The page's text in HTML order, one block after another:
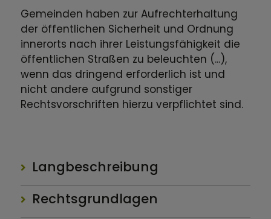
Gemeinden haben zur Aufrechterhaltung
der öffentlichen Sicherheit und Ordnung
innerorts nach ihrer Leistungsfähigkeit die
öffentlichen Straßen zu beleuchten (...),
wenn das dringend erforderlich ist und
nicht andere aufgrund sonstiger
Rechtsvorschriften hierzu verpflichtet sind.
Langbeschreibung
Rechtsgrundlagen